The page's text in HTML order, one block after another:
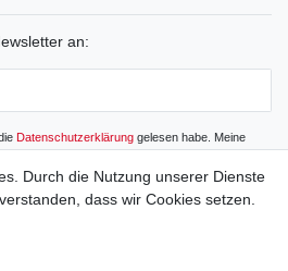
an:
Daten­schutz­erklärunggelesen habe. Meine
Durch die Nutzung unserer Dienste
dass wir Cookies setzen.